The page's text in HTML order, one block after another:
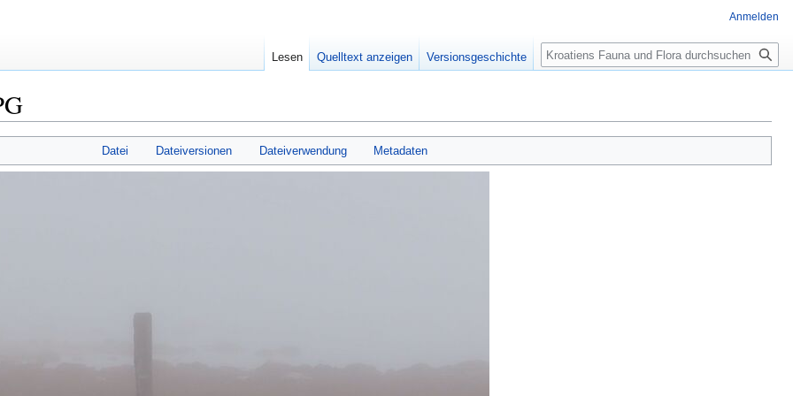
Datei Dateiversionen Dateiverwendung Metadaten
Anmelden
Lesen Quelltext anzeigen Versionsgeschichte Suche